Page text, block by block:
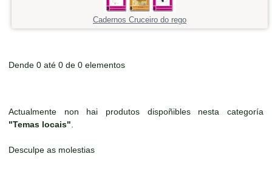
Cadernos Cruceiro do rego
Dende 0 até 0 de 0 elementos
Actualmente non hai produtos dispoñibles nesta categoría
"Temas locais"
Desculpe as molestias